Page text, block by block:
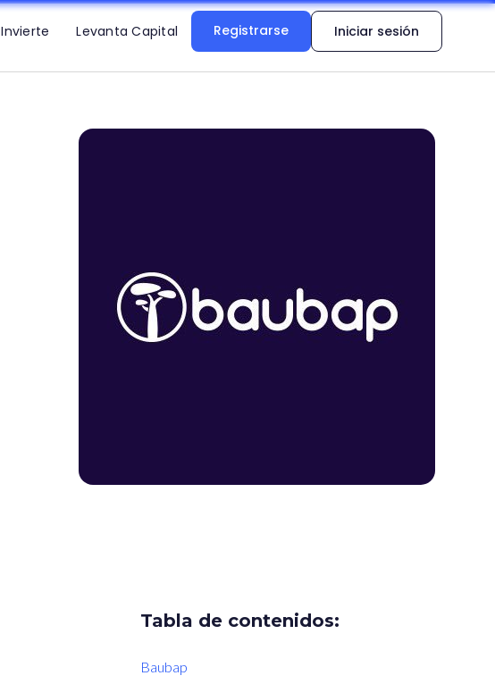
Invierte Levanta Capital Registrarse Iniciar sesión
Tabla de contenidos:
Baubap